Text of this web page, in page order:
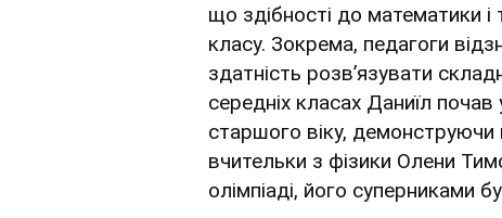
що здібності до математики і
класу. Зокрема, педагоги
здатність розв’язувати
середніх класах Даниїл почав
старшого віку,
вчительки з фізики Олени
олімпіаді, його суперниками